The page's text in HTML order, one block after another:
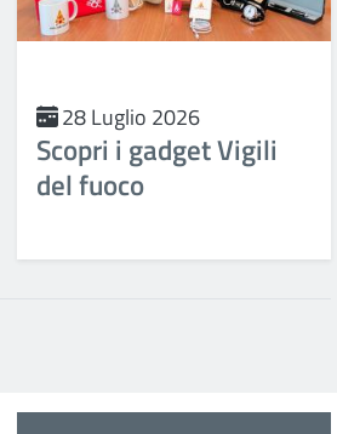
28 Luglio 2026
Scopri i gadget Vigili
del fuoco